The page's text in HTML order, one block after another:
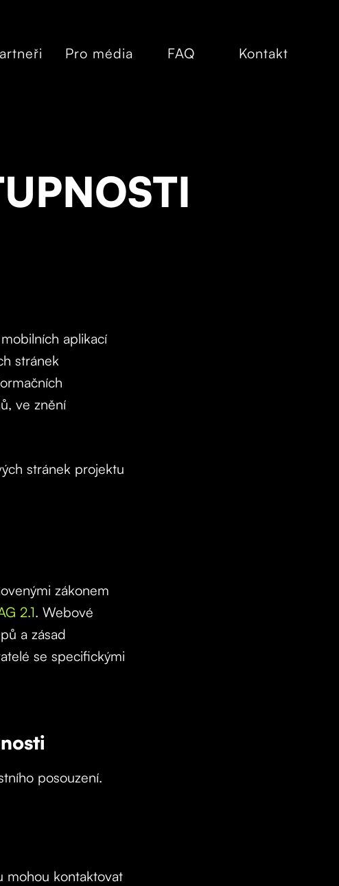
Pro média FAQ Kontakt
aplikací
stránek
ve znění
stránek projektu
zákonem
2.1. Webové
a zásad
se specifickými
posouzení.
mohou kontaktovat